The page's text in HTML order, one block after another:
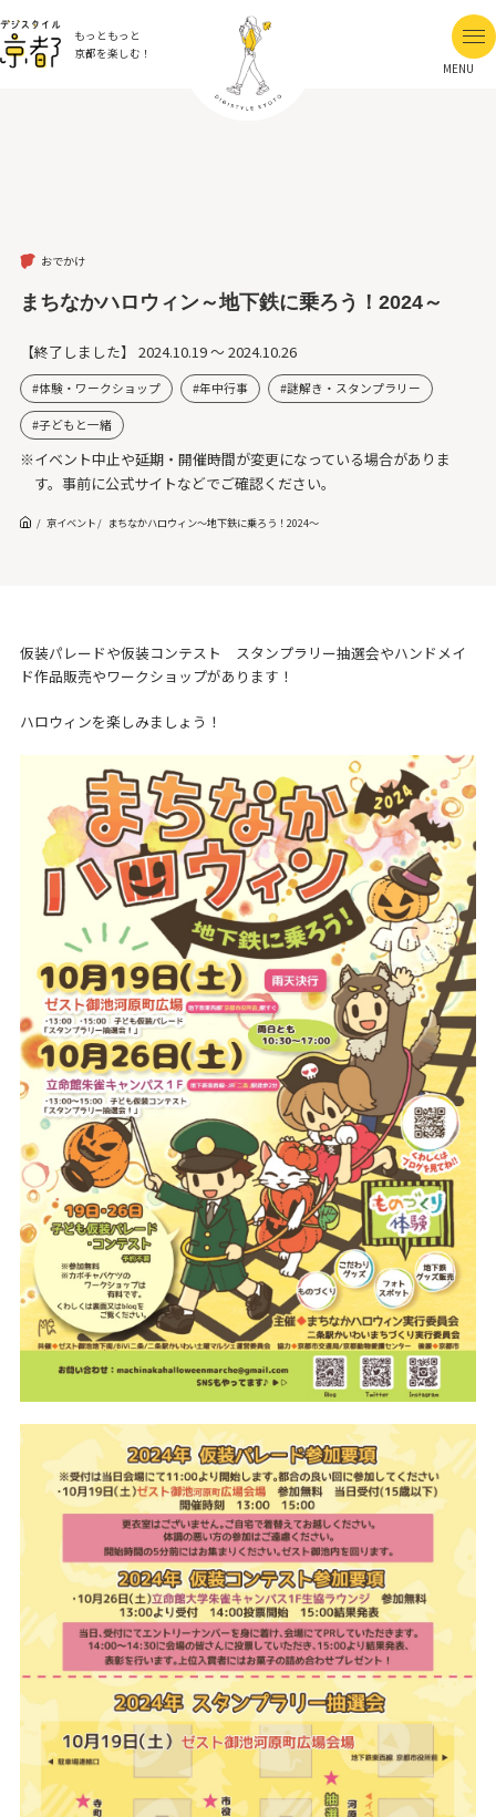
もっともっと
京都を楽しむ！
MENU
おでかけ
まちなかハロウィン～地下鉄に乗ろう！2024～
【終了しました】 2024.10.19 ～ 2024.10.26
体験・ワークショップ 年中行事 謎解き・スタンプラリー
子どもと一緒
※イベント中止や延期・開催時間が変更になっている場合がありま
す。事前に公式サイトなどでご確認ください。
京イベント まちなかハロウィン～地下鉄に乗ろう！2024～
仮装パレードや仮装コンテスト スタンプラリー抽選会やハンドメイ
ド作品販売やワークショップがあります！
ハロウィンを楽しみましょう！